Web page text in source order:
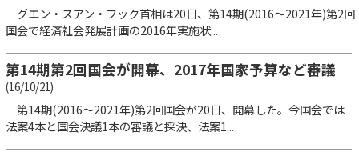
グエン・スアン・フック首相は20日、第14期(2016～2021年)第2回
国会で経済社会発展計画の2016年実施状...
第14期第2回国会が開幕、2017年国家予算など審議
(16/10/21)
第14期(2016～2021年)第2回国会が20日、開幕した。今国会では
法案4本と国会決議1本の審議と採決、法案1...